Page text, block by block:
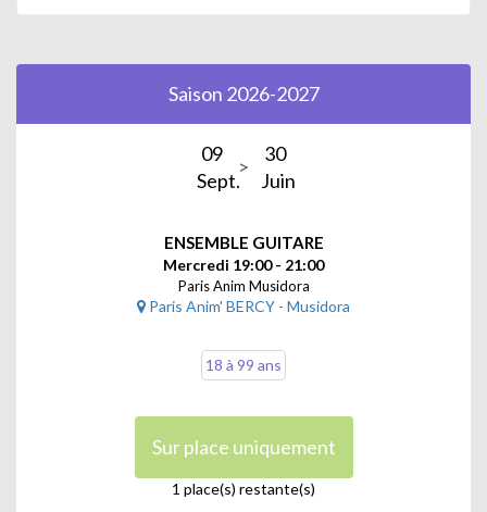
Saison 2026-2027
09
Sept.
30
Juin
ENSEMBLE GUITARE
Mercredi 19:00 - 21:00
Paris Anim Musidora
Paris Anim' BERCY - Musidora
18 à 99 ans
Sur place uniquement
1 place(s) restante(s)